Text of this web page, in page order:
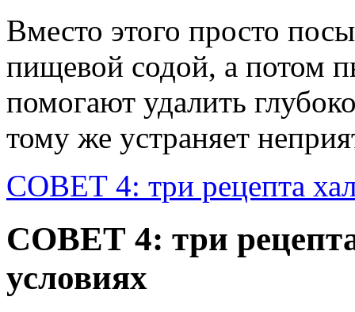
Вместо этого просто
пищевой содой, а потом
помогают удалить
тому же устраняет
СОВЕТ 4: три рецепта
СОВЕТ 4: три
условиях